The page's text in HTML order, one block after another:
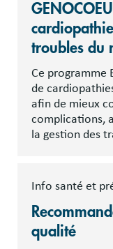
troubles du
Ce programme
de
afin de mieux
complications,
la gestion des
Info santé et
qualité